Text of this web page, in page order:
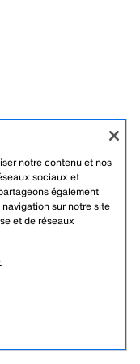
notre contenu et nos
sociaux et
également
sur notre site
et de réseaux